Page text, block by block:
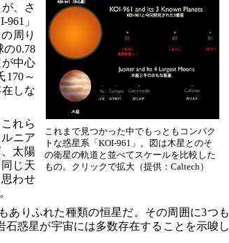
これまで見つかった中でもっともコンパク
トな惑星系「KOI-961」。図は木星とのそ
の衛星の軌道と並べてスケールを比較した
もの。クリックで拡大（提供：Caltech）
、さ
」
周り
0.78
中心
170～
しな
れら
ニア
太陽
じ天
わせ
ありふれた種類の恒星だ。その周囲に3つも
惑星が宇宙には多数存在することを示唆し